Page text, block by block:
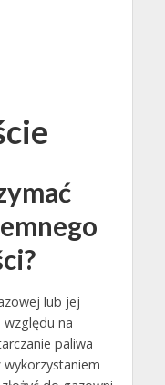
lub jej
względu na
paliwa